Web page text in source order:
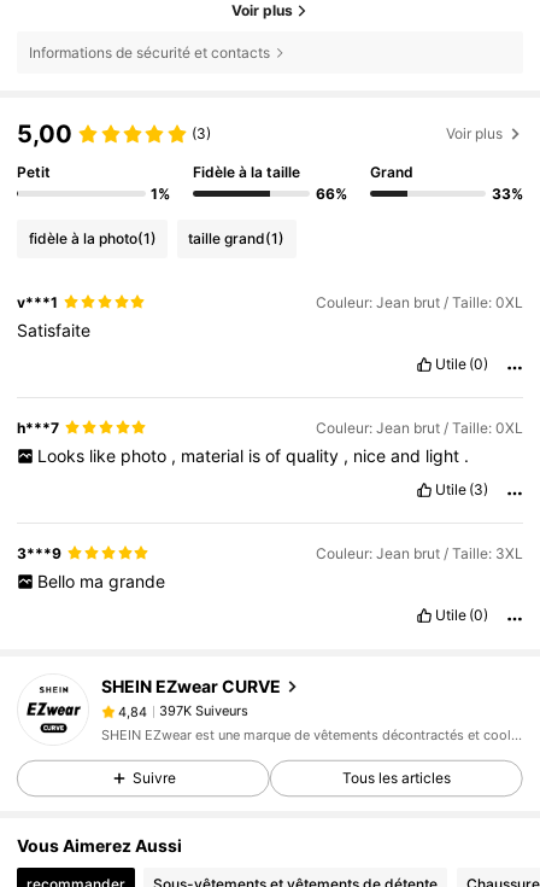
Voir plus
Informations de sécurité et contacts
5,00 (3) Voir plus
Petit
1%
Fidèle à la taille
66%
Grand
33%
fidèle à la photo(1) taille grand(1)
v***1 Couleur: Jean brut / Taille: 0XL
Satisfaite
Utile (0)
h***7 Couleur: Jean brut / Taille: 0XL
Looks like photo , material is of quality , nice and light .
Utile (3)
3***9 Couleur: Jean brut / Taille: 3XL
Bello ma grande
Utile (0)
SHEIN EZwear CURVE
4,84
397K Suiveurs
c***t
4,84
397K Suiveurs
4,84 397K Suiveurs
4,84
SHEIN EZwear est une marque de vêtements décontractés et cool, avec les dernières tendances en matière de vêtements décontractés.
Suivre Tous les articles
Vous Aimerez Aussi